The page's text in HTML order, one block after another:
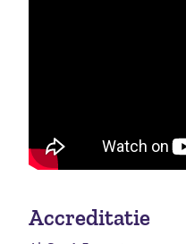
Accreditatie